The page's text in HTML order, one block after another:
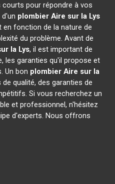
pour répondre à vos
plombier Aire sur la Lys
fonction de la nature de
du problème. Avant de
la Lys, il est important de
les garanties qu'il propose et
Un bon plombier Aire sur la
qualité, des garanties de
Si vous recherchez un
et professionnel, n'hésitez
d'experts. Nous offrons